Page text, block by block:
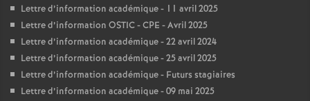
Lettre d’information académique - 11 avril 2025
Lettre d’information OSTIC - CPE - Avril 2025
Lettre d’information académique - 22 avril 2024
Lettre d’information académique - 25 avril 2025
Lettre d’information académique - Futurs stagiaires
Lettre d’information académique - 09 mai 2025